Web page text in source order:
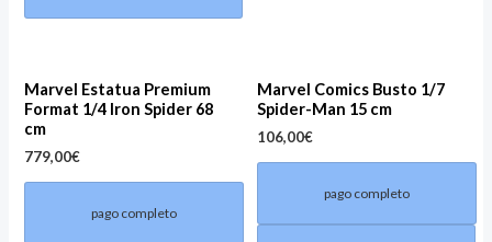
Marvel Estatua Premium
Format 1/4 Iron Spider 68
cm
779,00€
pago completo
Marvel Comics Busto 1/7
Spider-Man 15 cm
106,00€
pago completo